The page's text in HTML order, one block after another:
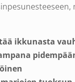
ikkunasta